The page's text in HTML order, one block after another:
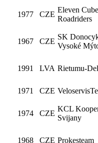
1977 CZE
Eleven Cube
Roadriders
1967 CZE
SK
Vysoké
1991 LVA Rietumu-
1971 CZE
1974 CZE
KCL
Svijany
1968 CZE Prokesteam